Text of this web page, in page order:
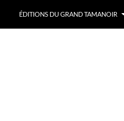
ÉDITIONS DU GRAND TAMANOIR